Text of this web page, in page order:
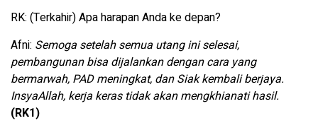
RK: (Terkahir) Apa harapan Anda ke depan?
Afni: Semoga setelah semua utang ini selesai,
pembangunan bisa dijalankan dengan cara yang
bermarwah, PAD meningkat, dan Siak kembali berjaya.
InsyaAllah, kerja keras tidak akan mengkhianati hasil.
(RK1)